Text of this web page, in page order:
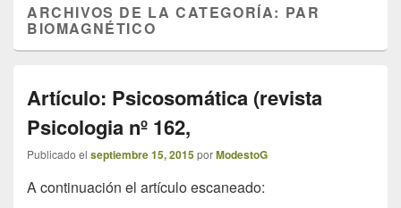
ARCHIVOS DE LA CATEGORÍA: PAR
BIOMAGNÉTICO
Artículo: Psicosomática (revista
Psicologia nº 162,
Publicado el septiembre 15, 2015porModestoG
A continuación el artículo escaneado: